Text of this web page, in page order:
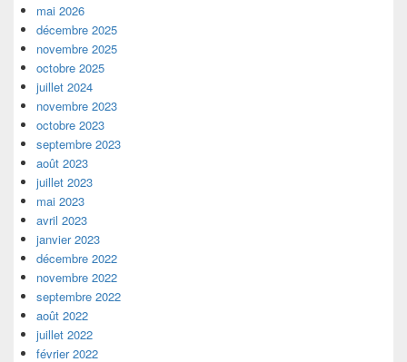
mai 2026
décembre 2025
novembre 2025
octobre 2025
juillet 2024
novembre 2023
octobre 2023
septembre 2023
août 2023
juillet 2023
mai 2023
avril 2023
janvier 2023
décembre 2022
novembre 2022
septembre 2022
août 2022
juillet 2022
février 2022